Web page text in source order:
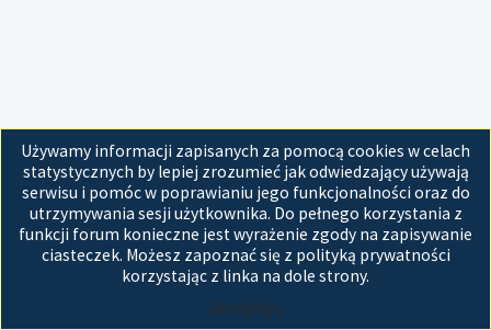
Używamy informacji zapisanych za pomocą cookies w celach
statystycznych by lepiej zrozumieć jak odwiedzający używają
serwisu i pomóc w poprawianiu jego funkcjonalności oraz do
utrzymywania sesji użytkownika. Do pełnego korzystania z
funkcji forum konieczne jest wyrażenie zgody na zapisywanie
ciasteczek. Możesz zapoznać się z polityką prywatności
korzystając z linka na dole strony.
Akceptuję